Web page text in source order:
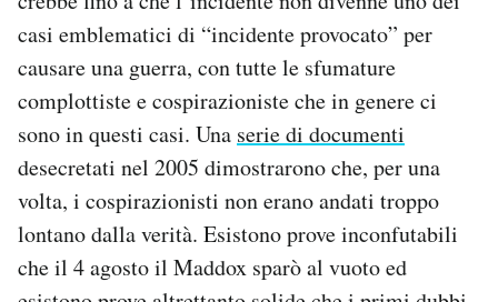
casi emblematici di “incidente provocato” per
causare una guerra, con tutte le sfumature
complottiste e cospirazioniste che in genere ci
sono in questi casi. Una serie di documenti
desecretati nel 2005 dimostrarono che, per una
volta, i cospirazionisti non erano andati troppo
lontano dalla verità. Esistono prove inconfutabili
che il 4 agosto il Maddox sparò al vuoto ed